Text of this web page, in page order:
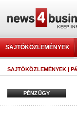
SAJTÓKÖZLEMÉNYEK
SAJTÓKÖZLEMÉNYEK |
PÉNZÜGY